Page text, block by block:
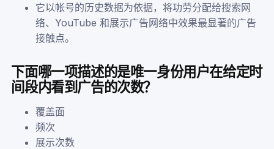
它以帐号的历史数据为依据，将功劳分配给搜索网
络、YouTube 和展示广告网络中效果最显著的广告
接触点。
下面哪一项描述的是唯一身份用户在给定时
间段内看到广告的次数？
覆盖面
频次
展示次数